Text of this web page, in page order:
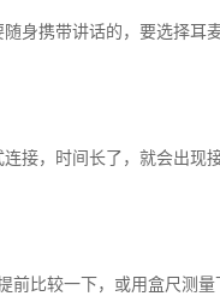
身携带讲话的，要选择耳
接，时间长了，就会出现
比较一下，或用盒尺测量